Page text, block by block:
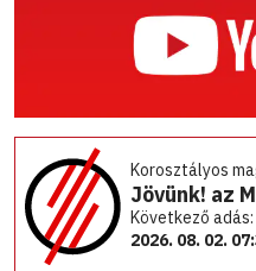
Korosztályos
Jövünk! az
Következő adás:
2026. 08. 02.